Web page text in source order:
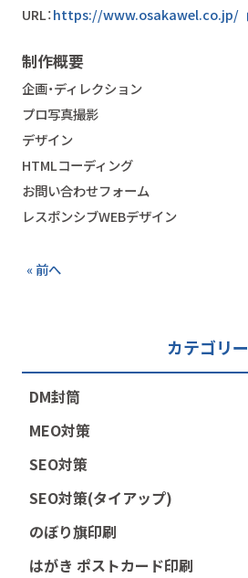
URL：https://www.osakawel.co.jp/
制作概要
企画・ディレクション
プロ写真撮影
デザイン
HTMLコーディング
お問い合わせフォーム
レスポンシブWEBデザイン
« 前へ
カテゴリー
DM封筒
MEO対策
SEO対策
SEO対策(タイアップ)
のぼり旗印刷
はがき ポストカード印刷